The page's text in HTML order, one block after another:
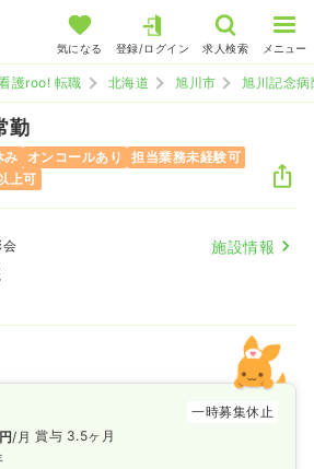
気になる 登録/ログイン 求人検索 メニュー
護roo! 転職 北海道 旭川市 旭川記念病
勤
み オンコールあり
担当業務未経験可
上可
会 施設情報
一時募集休止
/月 賞与 3.5ヶ月